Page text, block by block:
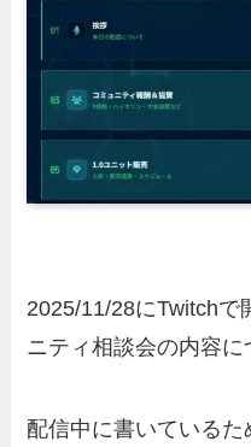
2025/11/28にTwitchで
ニティ相談会の内容に
配信中に書いている